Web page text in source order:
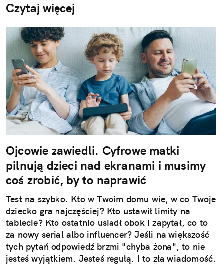
Czytaj więcej
Ojcowie zawiedli. Cyfrowe matki
pilnują dzieci nad ekranami i musimy
coś zrobić, by to naprawić
Test na szybko. Kto w Twoim domu wie, w co Twoje
dziecko gra najczęściej? Kto ustawił limity na
tablecie? Kto ostatnio usiadł obok i zapytał, co to
za nowy serial albo influencer? Jeśli na większość
tych pytań odpowiedź brzmi "chyba żona", to nie
jesteś wyjątkiem. Jesteś regułą. I to zła wiadomość.